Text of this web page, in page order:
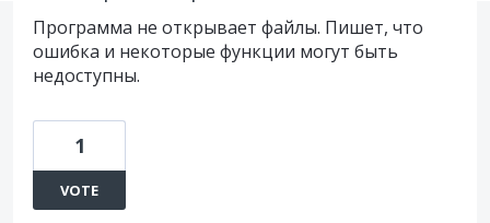
Программа не открывает файлы. Пишет, что
ошибка и некоторые функции могут быть
недоступны.
1
VOTE